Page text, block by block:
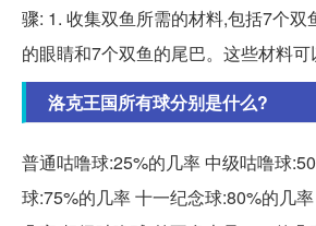
骤: 1. 收集双鱼所需的材料,包括7个双
的眼睛和7个双鱼的尾巴。这些材料可
洛克王国所有球分别是什么?
普通咕噜球:25%的几率 中级咕噜球
球:75%的几率 十一纪念球:80%的几